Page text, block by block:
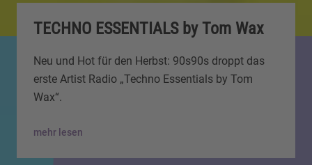
TECHNO ESSENTIALS by Tom Wax
Neu und Hot für den Herbst: 90s90s droppt das
erste Artist Radio „Techno Essentials by Tom
Wax“.
mehr lesen